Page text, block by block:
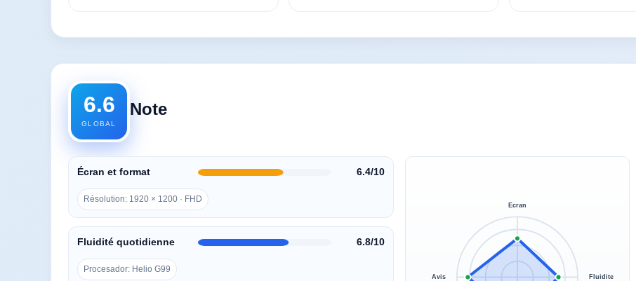
6.6
GLOBAL
Note
Écran et format 6.4/10
Résolution: 1920 × 1200 · FHD
Fluidité quotidienne 6.8/10
Procesador: Helio G99
Ecran
Fluidite
Avis